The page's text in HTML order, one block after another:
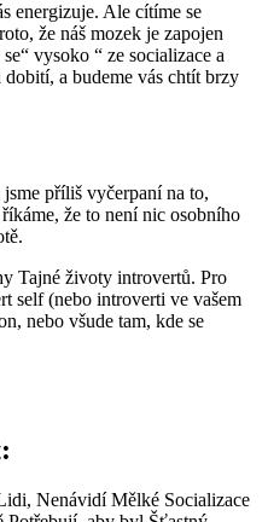
energizuje. Ale cítíme se
že náš mozek je zapojen
vysoko “ ze socializace a
a budeme vás chtít brzy
příliš vyčerpaní na to,
že to není nic osobního
Tajné životy introvertů. Pro
self (nebo introverti ve vašem
nebo všude tam, kde se
Nenávidí Mělké Socializace